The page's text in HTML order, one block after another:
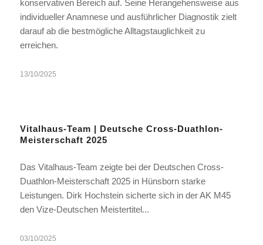
konservativen Bereich auf. Seine Herangehensweise aus
individueller Anamnese und ausführlicher Diagnostik zielt
darauf ab die bestmögliche Alltagstauglichkeit zu
erreichen.
13/10/2025
Vitalhaus-Team | Deutsche Cross-Duathlon-
Meisterschaft 2025
Das Vitalhaus-Team zeigte bei der Deutschen Cross-
Duathlon-Meisterschaft 2025 in Hünsborn starke
Leistungen. Dirk Hochstein sicherte sich in der AK M45
den Vize-Deutschen Meistertitel...
03/10/2025